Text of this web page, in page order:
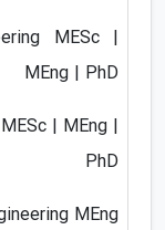
MESc |
MEng | PhD
| MEng |
PhD
MEng